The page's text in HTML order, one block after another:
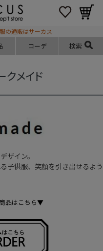
の通販はサーカス
コーデ 検索
クメイド
ザイン。
子供服、笑顔を引き出せるよう
品はこちら▼